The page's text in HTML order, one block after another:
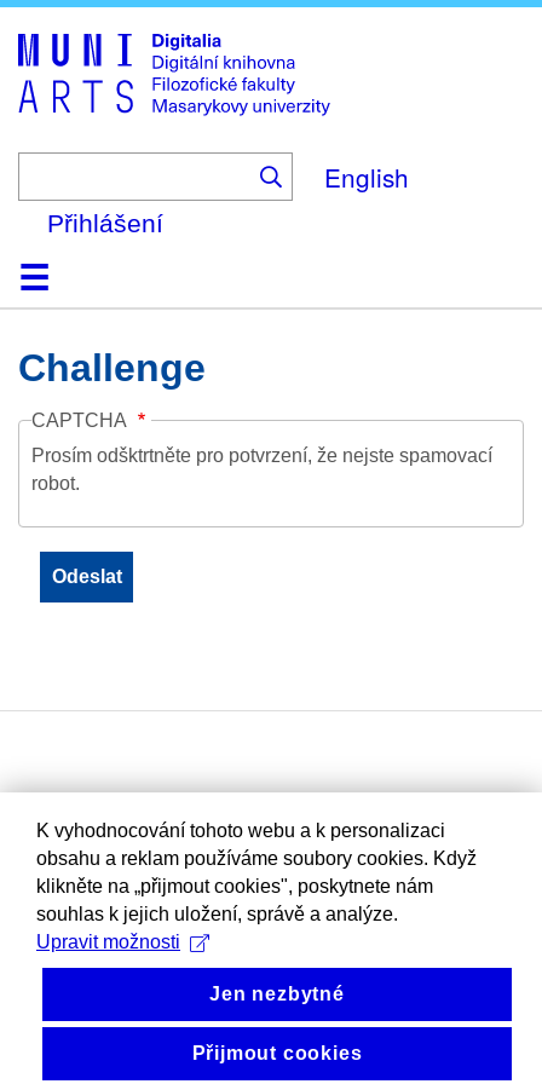
to
main
content
English
Přihlášení
DomůKolekce
Prohlížení
Vyhledávání
O platformě
Nápověda
KontaktDigitalia
Challenge
CAPTCHA
Prosím odšktrtněte pro potvrzení, že nejste spamovací
robot.
K vyhodnocování tohoto webu a k personalizaci
obsahu a reklam používáme soubory cookies. Když
klikněte na „přijmout cookies", poskytnete nám
souhlas k jejich uložení, správě a analýze.
Upravit možnosti
Jen nezbytné
Přijmout cookies